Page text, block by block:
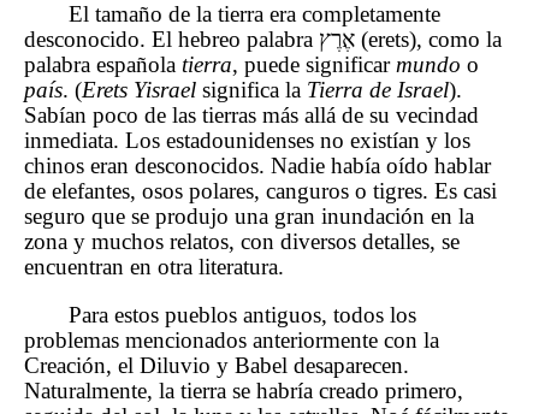
El tamaño de la tierra era completamente
desconocido. El hebreo palabra אֶרֶץ (erets), como la
palabra española tierra, puede significarmundo o
país. (Erets Yisrael significa la Tierra de Israel).
Sabían poco de las tierras más allá de su vecindad
inmediata. Los estadounidenses no existían y los
chinos eran desconocidos. Nadie había oído hablar
de elefantes, osos polares, canguros o tigres. Es casi
seguro que se produjo una gran inundación en la
zona y muchos relatos, con diversos detalles, se
encuentran en otra literatura.
Para estos pueblos antiguos, todos los
problemas mencionados anteriormente con la
Creación, el Diluvio y Babel desaparecen.
Naturalmente, la tierra se habría creado primero,